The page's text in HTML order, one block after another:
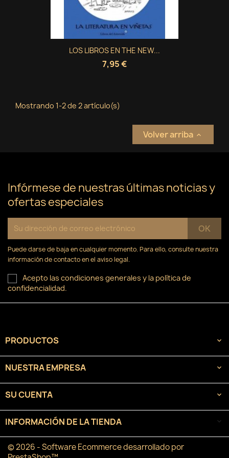
Crear nueva lista
Cancelar Crear lista de deseos
((cancelText))
((modalDeleteText))
Cancelar Iniciar sesión
LOS LIBROS EN THE NEW...
7,95 €
Mostrando 1-2 de 2 artículo(s)
Volver arriba 
Infórmese de nuestras últimas noticias y
ofertas especiales
Puede darse de baja en cualquier momento. Para ello, consulte nuestra
información de contacto en el aviso legal.
Acepto las condiciones generales y la política de
confidencialidad.
PRODUCTOS 
NUESTRA EMPRESA 
SU CUENTA 
INFORMACIÓN DE LA TIENDA keyboard_arrow_down
© 2026 - Software Ecommerce desarrollado por